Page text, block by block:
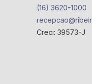
(16) 3620-1000
Creci: 39573-J